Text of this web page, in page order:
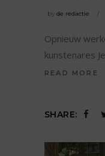
by de redactie
Opnieuw
kunstenares
READ MORE
SHARE: